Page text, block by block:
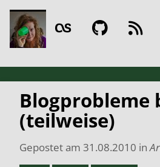
Blogprobleme
(teilweise)
Gepostet am 31.08.2010 in